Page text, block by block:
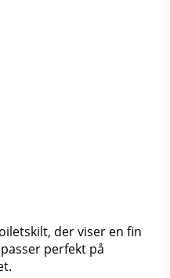
der viser en fin
perfekt på